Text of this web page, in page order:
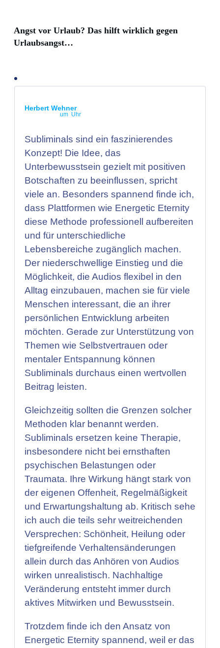
Angst vor Urlaub? Das hilft wirklich gegen
Urlaubsangst…
Herbert Wehner
um Uhr
Subliminals sind ein faszinierendes
Konzept! Die Idee, das
Unterbewusstsein gezielt mit positiven
Botschaften zu beeinflussen, spricht
viele an. Besonders spannend finde ich,
dass Plattformen wie Energetic Eternity
diese Methode professionell aufbereiten
und für unterschiedliche
Lebensbereiche zugänglich machen.
Der niederschwellige Einstieg und die
Möglichkeit, die Audios flexibel in den
Alltag einzubauen, machen sie für viele
Menschen interessant, die an ihrer
persönlichen Entwicklung arbeiten
möchten. Gerade zur Unterstützung von
Themen wie Selbstvertrauen oder
mentaler Entspannung können
Subliminals durchaus einen wertvollen
Beitrag leisten.
Gleichzeitig sollten die Grenzen solcher
Methoden klar benannt werden.
Subliminals ersetzen keine Therapie,
insbesondere nicht bei ernsthaften
psychischen Belastungen oder
Traumata. Ihre Wirkung hängt stark von
der eigenen Offenheit, Regelmäßigkeit
und Erwartungshaltung ab. Kritisch sehe
ich auch die teils sehr weitreichenden
Versprechen: Schönheit, Heilung oder
tiefgreifende Verhaltensänderungen
allein durch das Anhören von Audios
wirken unrealistisch. Nachhaltige
Veränderung entsteht immer durch
aktives Mitwirken und Bewusstsein.
Trotzdem finde ich den Ansatz von
Energetic Eternity spannend, weil er das